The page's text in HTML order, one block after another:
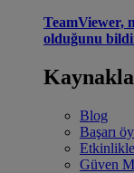
TeamViewer,
olduğunu
Blog
Başarı
Güven